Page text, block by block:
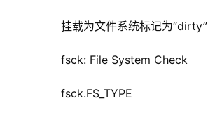
挂载为文件系统标记为“dirty”
fsck: File System Check
fsck.FS_TYPE